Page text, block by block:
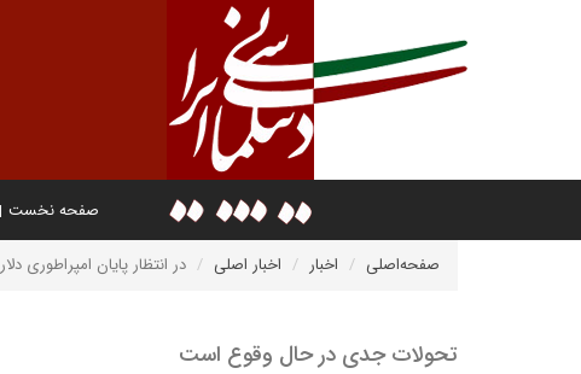
صفحه نخست
صفحه‌اصلی اخبار اخبار اصلی در انتظار پایان امپراطوری دلار
تحولات جدی در حال وقوع است